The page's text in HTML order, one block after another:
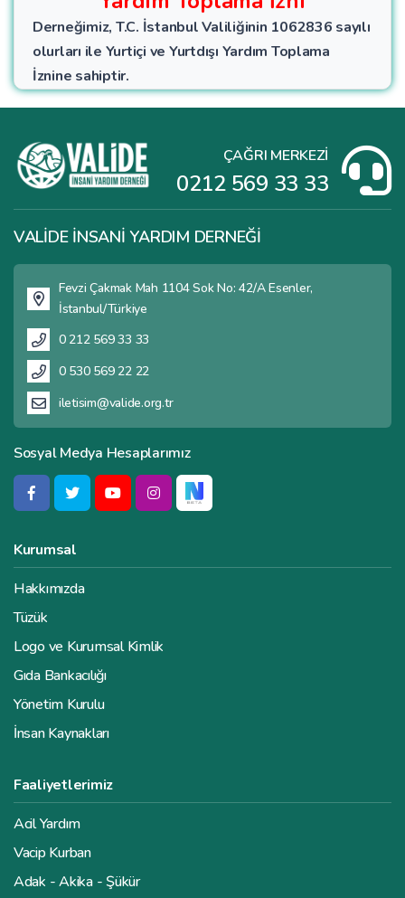
Derneğimiz, T.C. İstanbul Valiliğinin 1062836 sayılı
olurları ile Yurtiçi ve Yurtdışı Yardım Toplama
İznine sahiptir.
ÇAĞRI MERKEZİ
0212 569 33 33
VALİDE İNSANİ YARDIM DERNEĞİ
Fevzi Çakmak Mah 1104 Sok No: 42/A Esenler,
İstanbul/Türkiye
0 212 569 33 33
0 530 569 22 22
iletisim@valide.org.tr
Sosyal Medya Hesaplarımız
Kurumsal
Hakkımızda
Tüzük
Logo ve Kurumsal Kimlik
Gıda Bankacılığı
Yönetim Kurulu
İnsan Kaynakları
Faaliyetlerimiz
Acil Yardım
Vacip Kurban
Adak - Akika - Şükür